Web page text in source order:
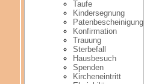
Taufe
Kindersegnung
Patenbescheinigung
Konfirmation
Trauung
Sterbefall
Hausbesuch
Spenden
Kircheneintritt